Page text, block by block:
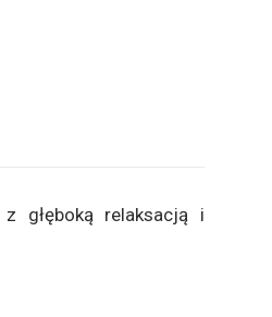
głęboką relaksacją i